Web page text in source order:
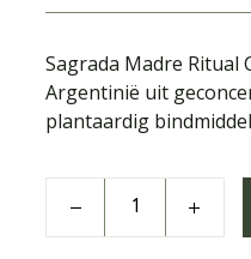
Sagrada Madre Ritual
Argentinië uit
plantaardig